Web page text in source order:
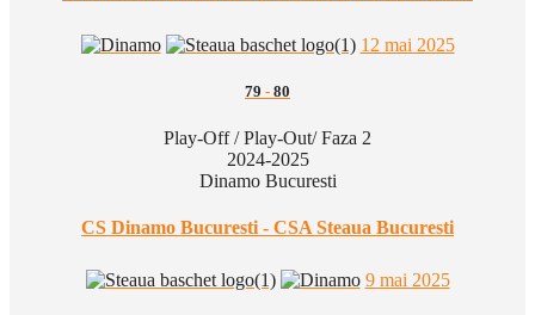
12 mai 2025
79 - 80
Play-Off / Play-Out/ Faza 2
2024-2025
Dinamo Bucuresti
CS Dinamo Bucuresti - CSA Steaua Bucuresti
9 mai 2025